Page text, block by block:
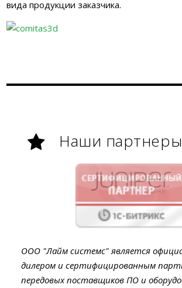
вида продукции заказчика.
Наши партнеры
ООО "Лайм системс" является
дилером и сертифицированным
передовых поставщиков ПО и